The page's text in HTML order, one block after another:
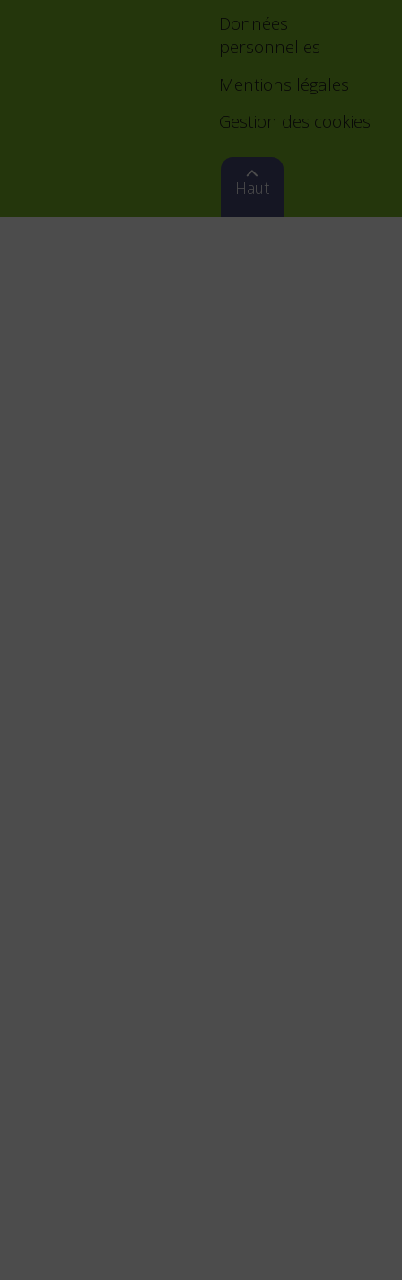
Données
personnelles
Mentions légales
Gestion des cookies
Haut